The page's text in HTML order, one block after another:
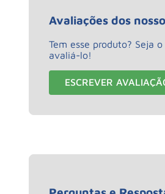
Avaliações dos
Tem esse produto? Seja
avaliá-lo!
ESCREVER